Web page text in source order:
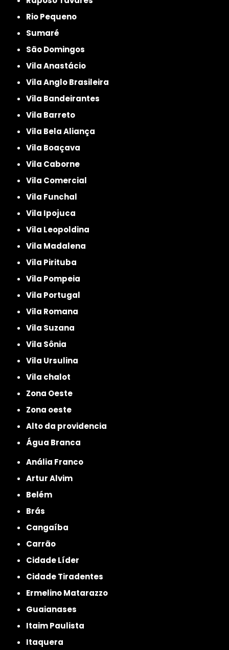
Rio Pequeno
Sumaré
São Domingos
Vila Anastácio
Vila Anglo Brasileira
Vila Bandeirantes
Vila Barreto
Vila Bela Aliança
Vila Boaçava
Vila Caborne
Vila Comercial
Vila Funchal
Vila Ipojuca
Vila Leopoldina
Vila Madalena
Vila Pirituba
Vila Pompeia
Vila Portugal
Vila Romana
Vila Suzana
Vila Sônia
Vila Ursulina
Vila chalot
Zona Oeste
Zona oeste
alto da providencia
Água Branca
Anália Franco
Artur Alvim
Belém
Brás
Cangaíba
Carrão
Cidade Líder
Cidade Tiradentes
Ermelino Matarazzo
Guaianases
Itaim Paulista
Itaquera